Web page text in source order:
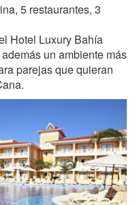
5 restaurantes, 3
Hotel Luxury Bahía
un ambiente más
parejas que quieran